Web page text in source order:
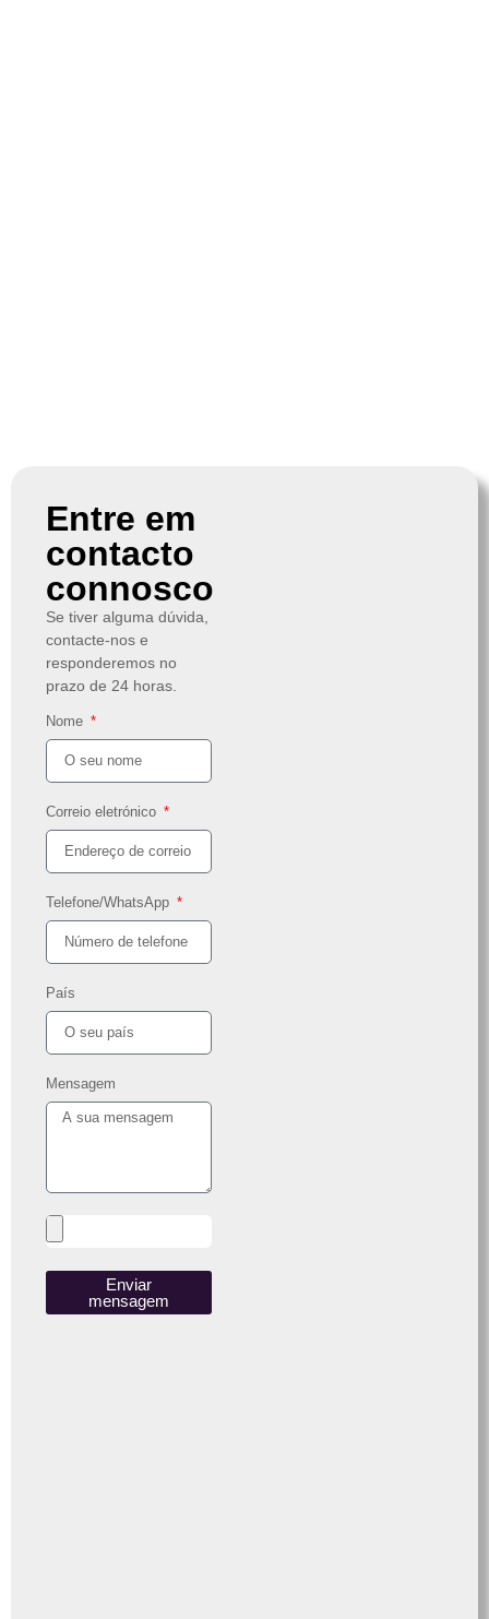
Entre em
contacto
connosco
Se tiver alguma dúvida,
contacte-nos e
responderemos no
prazo de 24 horas.
Nome
Correio eletrónico
Telefone/WhatsApp
País
Mensagem
Enviar
mensagem